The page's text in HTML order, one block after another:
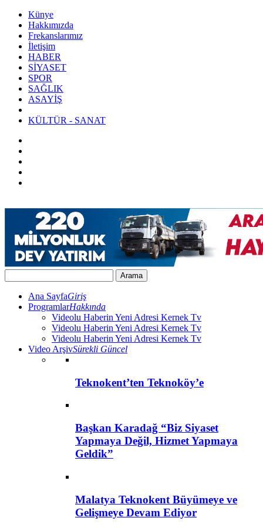
Künye
Hakkımızda
Frekanslarımız
İletişim
HABER
SİYASET
SPOR
SAĞLIK
ASAYİŞ
KÜLTÜR - SANAT
Ana SayfaGiriş
ProgramlarHakkında
Videolu Haberin Yeni Adresi Kernek Tv
Videolu Haberin Yeni Adresi Kernek Tv
Videolu Haberin Yeni Adresi Kernek Tv
Video ArşivSürekli Güncel
Teknokent’ten Teknoköy’e
Başkan Karadağ “Biz Siyaset
Yapmaya Değil, Hizmet Yapmaya
Geldik”
Malatya Teknokent Büyümeye ve
Gelişmeye Devam Ediyor